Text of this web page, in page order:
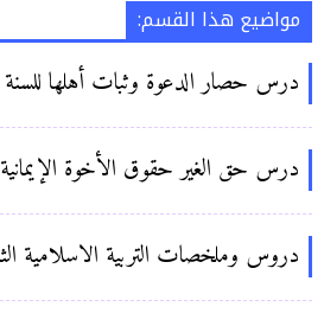
مواضيع هذا القسم:
درس حصار الدعوة وثبات أهلها للسنة
درس حق الغير حقوق الأخوة الإيمانية
دروس وملخصات التربية الاسلامية